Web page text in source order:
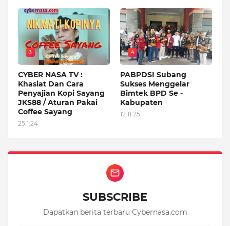
3
CYBER NASA TV :
Khasiat Dan Cara
Penyajian Kopi Sayang
JKS88 / Aturan Pakai
Coffee Sayang
25.1.24
4
PABPDSI Subang
Sukses Menggelar
Bimtek BPD Se -
Kabupaten
12.11.25
SUBSCRIBE
Dapatkan berita terbaru Cybernasa.com